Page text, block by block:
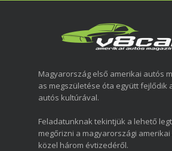
Magyarország első amerikai autós
as megszületése óta együtt fejlődik
autós kultúrával.
Feladatunknak tekintjük a lehető
megőrizni a magyarországi
közel három évtizedéről.